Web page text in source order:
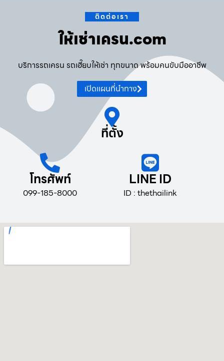
ติดต่อเรา
ให้เช่าเครน.com
บริการรถเครน รถเฮี๊ยบให้เช่า ทุกขนาด พร้อมคนขับมืออาชีพ
เปิดแผนที่นำทาง
ที่ตั้ง
โทรศัพท์
099-185-8000
LINE ID
ID : thethailink